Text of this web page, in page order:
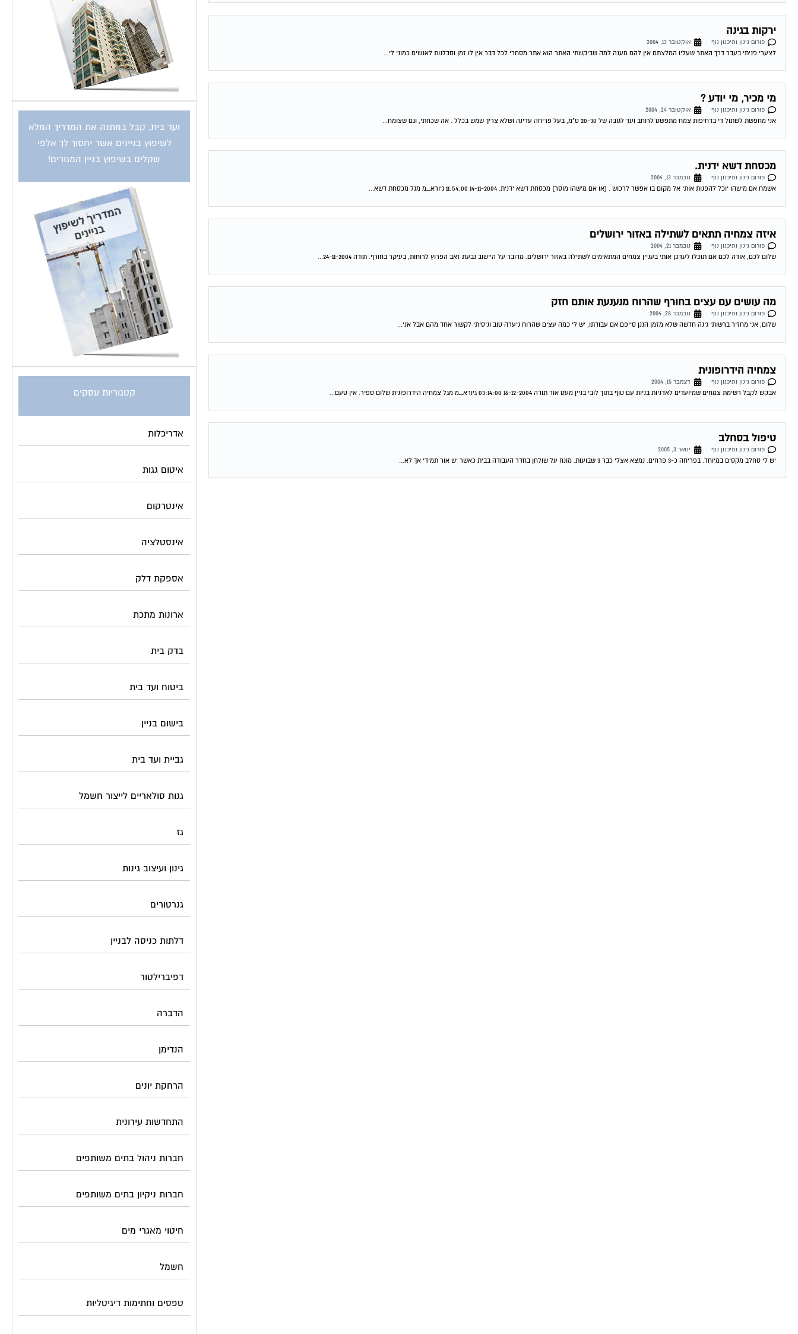
ירקות בגינה
פורום גינון ותיכנון נוף
אוקטובר 13, 2004
לצערי פניתי בעבר דרך האתר שעליו המלצתם אין להם מענה למה שביקשתי האתר הוא אתר מסחרי לכל דבר אין לו זמן וסבלנות לאנשים כמוני לי...
מי מכיר, מי יודע ?
פורום גינון ותיכנון נוף
אוקטובר 24, 2004
אני מחפשת לשתול די בדחיפות צמח מתפשט לרוחב ועד לגובה של 20-30 ס"מ, בעל פריחה עדינה ושלא צריך שמש בכלל . אה שכחתי, וגם שצומח...
מכסחת דשא ידנית.
פורום גינון ותיכנון נוף
נובמבר 13, 2004
אשמח אם מישהו יוכל להפנות אותי אל מקום בו אפשר לרכוש . (או אם מישהו מוסר) מכסחת דשא ידנית. 14-11-2004 11:54:00 גיורא_מ מגל מכסחת דשא...
איזה צמחיה תתאים לשתילה באזור ירושלים
פורום גינון ותיכנון נוף
נובמבר 21, 2004
שלום לכם, אודה לכם אם תוכלו לעדכן אותי בעניין צמחים המתאימים לשתילה באזור ירושלים. מדובר על היישוב גבעת זאב הפרוץ לרוחות, בעיקר בחורף. תודה 24-11-2004...
מה עושים עם עצים בחורף שהרוח מנענעת אותם חזק
פורום גינון ותיכנון נוף
נובמבר 28, 2004
שלום, אני מחזיר ברשותי גינה חדשה שלא מזמן הגנן סייפם אם עבודתו, יש לי כמה עצים שהרוח ניערה טוב וניסיתי לקשור אחד מהם אבל אני...
צמחיה הידרופונית
פורום גינון ותיכנון נוף
דצמבר 15, 2004
אבקש לקבל רשימת צמחים שמיועדים לאדניות בניות עם טוף בתוך לובי בניין מעט אור תודה 16-12-2004 03:14:00 גיורא_מ מגל צמחיה הידרופונית שלום ספיר. אין טעם...
טיפול בסחלב
פורום גינון ותיכנון נוף
ינואר 3, 2005
יש לי סחלב מקסים במיוחד. בפריחה כ-3 פרחים. נמצא אצלי כבר 3 שבועות. מונח על שולחן בחדר העבודה בבית כאשר יש אור תמידי אך לא...
ועד בית, קבל במתנה את המדריך המלא
לשיפוץ בניינים אשר יחסוך לך אלפי
שקלים בשיפוץ בניין המגורים!
קטגוריות עסקים
אדריכלות
איטום גגות
אינטרקום
אינסטלציה
אספקת דלק
ארונות מתכת
בדק בית
ביטוח ועד בית
בישום בניין
גביית ועד בית
גגות סולאריים לייצור חשמל
גז
גינון ועיצוב גינות
גנרטורים
דלתות כניסה לבניין
דפיברילטור
הדברה
הנדימן
הרחקת יונים
התחדשות עירונית
חברות ניהול בתים משותפים
חברות ניקיון בתים משותפים
חיטוי מאגרי מים
חשמל
טפסים וחתימות דיגיטליות